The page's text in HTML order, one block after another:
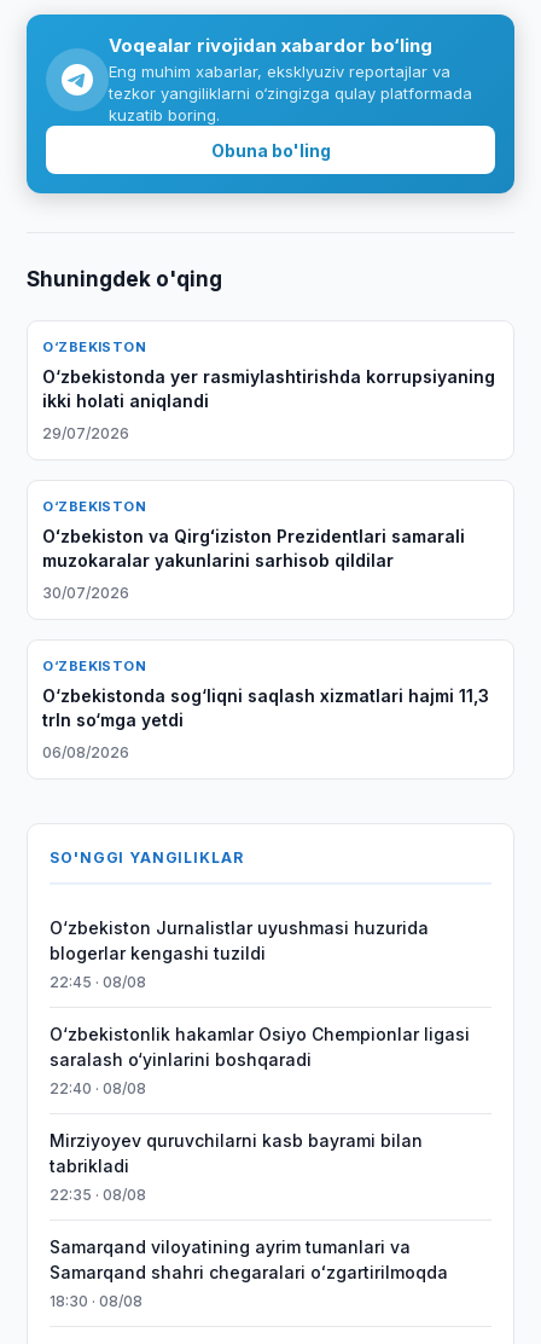
Voqealar rivojidan xabardor bo‘ling
Eng muhim xabarlar, eksklyuziv reportajlar va
tezkor yangiliklarni o‘zingizga qulay platformada
kuzatib boring.
Obuna bo'ling
Shuningdek o'qing
O‘ZBEKISTON
O‘zbekistonda yer rasmiylashtirishda korrupsiyaning
ikki holati aniqlandi
29/07/2026
O‘ZBEKISTON
Oʻzbekiston va Qirgʻiziston Prezidentlari samarali
muzokaralar yakunlarini sarhisob qildilar
30/07/2026
O‘ZBEKISTON
O‘zbekistonda sog‘liqni saqlash xizmatlari hajmi 11,3
trln so‘mga yetdi
06/08/2026
SO'NGGI YANGILIKLAR
O‘zbekiston Jurnalistlar uyushmasi huzurida
blogerlar kengashi tuzildi
22:45 · 08/08
O‘zbekistonlik hakamlar Osiyo Chempionlar ligasi
saralash o‘yinlarini boshqaradi
22:40 · 08/08
Mirziyoyev quruvchilarni kasb bayrami bilan
tabrikladi
22:35 · 08/08
Samarqand viloyatining ayrim tumanlari va
Samarqand shahri chegaralari oʻzgartirilmoqda
18:30 · 08/08